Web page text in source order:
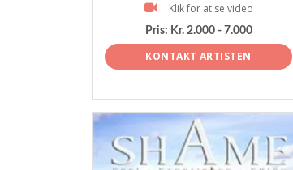
Klik for at se video
Pris: Kr. 2.000 - 7.000
KONTAKT ARTISTEN